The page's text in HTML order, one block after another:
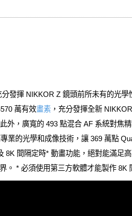
分發揮 NIKKOR Z 鏡頭前所未有的光學
萬有效畫素 ，充分發揮全新
外，廣寬的 493 點混合 AF 系統對焦
業的光學和成像技術，讓 369 萬點
8K 間隔定時* 動畫功能，絕對能滿足
。 * 必須使用第三方軟體才能製作 8K